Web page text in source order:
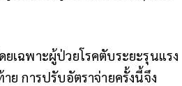
เฉพาะผู้ป่วยโรคตับระยะรุนแรง
ย การปรับอัตราจ่ายครั้งนี้จึง